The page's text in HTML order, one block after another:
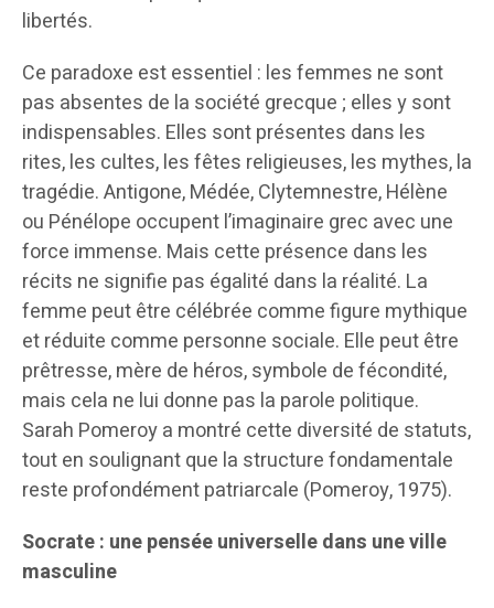
libertés.
Ce paradoxe est essentiel : les femmes ne sont
pas absentes de la société grecque ; elles y sont
indispensables. Elles sont présentes dans les
rites, les cultes, les fêtes religieuses, les mythes, la
tragédie. Antigone, Médée, Clytemnestre, Hélène
ou Pénélope occupent l’imaginaire grec avec une
force immense. Mais cette présence dans les
récits ne signifie pas égalité dans la réalité. La
femme peut être célébrée comme figure mythique
et réduite comme personne sociale. Elle peut être
prêtresse, mère de héros, symbole de fécondité,
mais cela ne lui donne pas la parole politique.
Sarah Pomeroy a montré cette diversité de statuts,
tout en soulignant que la structure fondamentale
reste profondément patriarcale (Pomeroy, 1975).
Socrate : une pensée universelle dans une ville
masculine